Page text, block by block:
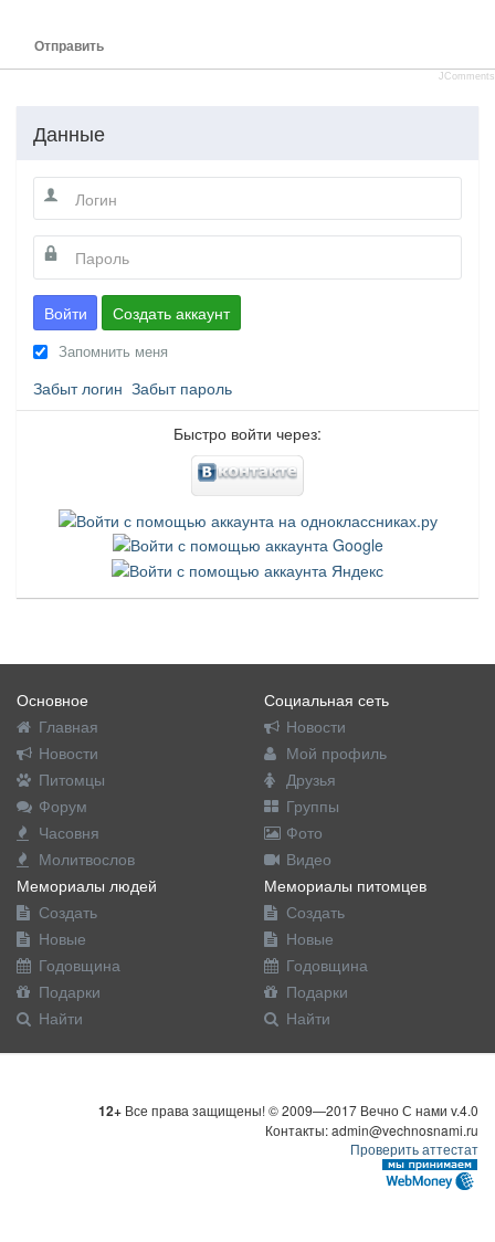
Отправить
JComments
Данные
Войти Создать аккаунт
Запомнить меня
Забыт логин Забыт пароль
Быстро войти через:
Основное
Главная
Новости
Питомцы
Форум
Часовня
Молитвослов
Социальная сеть
Новости
Мой профиль
Друзья
Группы
Фото
Видео
Мемориалы людей
Создать
Новые
Годовщина
Подарки
Найти
Мемориалы питомцев
Создать
Новые
Годовщина
Подарки
Найти
12+ Все права защищены! © 2009—2017 Вечно С нами v.4.0
Контакты: admin@vechnosnami.ru
Проверить аттестат